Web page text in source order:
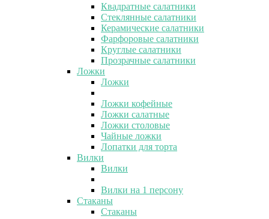
Квадратные салатники
Стеклянные салатники
Керамические салатники
Фарфоровые салатники
Круглые салатники
Прозрачные салатники
Ложки
Ложки
Ложки кофейные
Ложки салатные
Ложки столовые
Чайные ложки
Лопатки для торта
Вилки
Вилки
Вилки на 1 персону
Стаканы
Стаканы